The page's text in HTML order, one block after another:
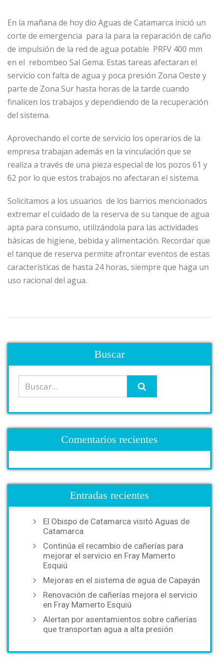
En la mañana de hoy dio Aguas de Catamarca inició un
corte de emergencia para la para la reparación de caño
de impulsión de la red de agua potable PRFV 400 mm
en el rebombeo Sal Gema. Estas tareas afectaran el
servicio con falta de agua y poca presión Zona Oeste y
parte de Zona Sur hasta horas de la tarde cuando
finalicen los trabajos y dependiendo de la recuperación
del sistema.
Aprovechando el corte de servicio los operarios de la
empresa trabajan además en la vinculación que se
realiza a través de una pieza especial de los pozos 61 y
62 por lo que estos trabajos no afectaran el sistema.
Solicitamos a los usuarios de los barrios mencionados
extremar el cuidado de la reserva de su tanque de agua
apta para consumo, utilizándola para las actividades
básicas de higiene, bebida y alimentación. Recordar que
el tanque de reserva permite afrontar eventos de estas
características de hasta 24 horas, siempre que haga un
uso racional del agua.
Buscar
Comentarios recientes
Entradas recientes
El Obispo de Catamarca visitó Aguas de
Catamarca
Continúa el recambio de cañerías para
mejorar el servicio en Fray Mamerto
Esquiú
Mejoras en el sistema de agua de Capayán
Renovación de cañerías mejora el servicio
en Fray Mamerto Esquiú
Alertan por asentamientos sobre cañerías
que transportan agua a alta presión